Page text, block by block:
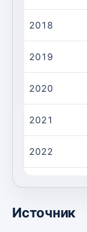
2018
2019
2020
2021
2022
Источник